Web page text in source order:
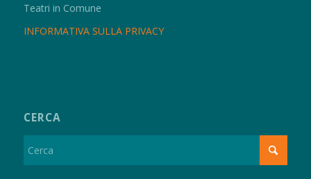
Teatri in Comune
INFORMATIVA SULLA PRIVACY
CERCA